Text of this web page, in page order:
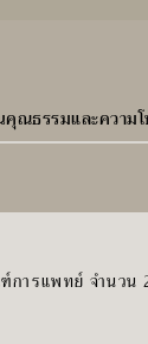
คุณธรรมและความ
การแพทย์ จำนว